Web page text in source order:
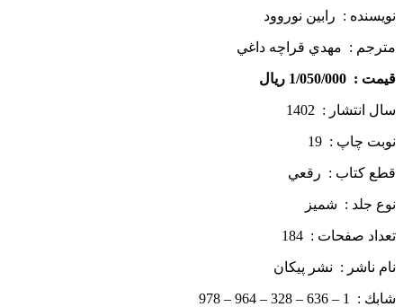
نويسنده : رابين نوروود
مترجم : مهدي قراچه ­داغي
قيمت : 1/050/000 ريال
سال انتشار : 1402
نوبت چاپ : 19
قطع كتاب : رقعي
نوع جلد : شمیز
تعداد صفحات : 184
نام ناشر : نشر پيكان
شابك : 1 – 636 – 328 – 964 – 978